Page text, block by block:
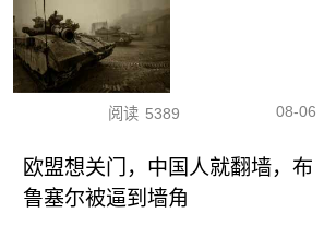
阅读 5389 08-06
欧盟想关门，中国人就翻墙，布
鲁塞尔被逼到墙角